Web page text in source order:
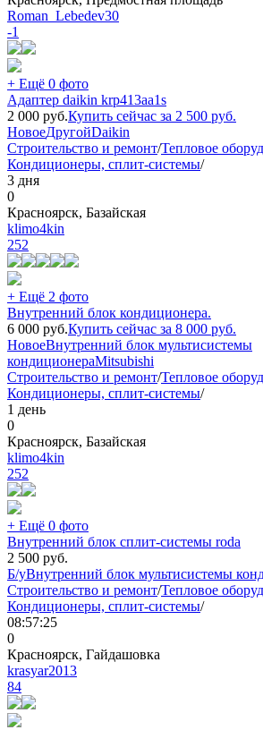
Roman_Lebedev30
-1
+ Ещё 0 фото
Адаптер daikin krp413aa1s
2 000 руб.Купить сейчас за 2 500 руб.
НовоеДругойDaikin
Строительство и ремонт/Тепловое
Кондиционеры, сплит-системы/
3 дня
0
Красноярск, Базайская
klimo4kin
252
+ Ещё 2 фото
Внутренний блок кондиционера.
6 000 руб.Купить сейчас за 8 000 руб.
НовоеВнутренний блок мультисистемы
кондиционераMitsubishi
Строительство и ремонт/Тепловое
Кондиционеры, сплит-системы/
1 день
0
Красноярск, Базайская
klimo4kin
252
+ Ещё 0 фото
Внутренний блок сплит-системы roda
2 500 руб.
Б/уВнутренний блок мультисистемы
Строительство и ремонт/Тепловое
Кондиционеры, сплит-системы/
08:57:25
0
Красноярск, Гайдашовка
krasyar2013
84